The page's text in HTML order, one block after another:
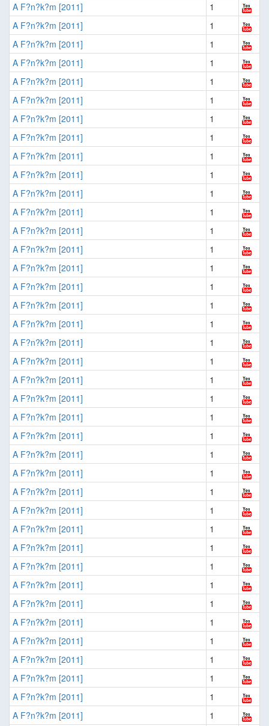
A F?n?k?m [2011]
1
A F?n?k?m [2011]
1
A F?n?k?m [2011]
1
A F?n?k?m [2011]
1
A F?n?k?m [2011]
1
A F?n?k?m [2011]
1
A F?n?k?m [2011]
1
A F?n?k?m [2011]
1
A F?n?k?m [2011]
1
A F?n?k?m [2011]
1
A F?n?k?m [2011]
1
A F?n?k?m [2011]
1
A F?n?k?m [2011]
1
A F?n?k?m [2011]
1
A F?n?k?m [2011]
1
A F?n?k?m [2011]
1
A F?n?k?m [2011]
1
A F?n?k?m [2011]
1
A F?n?k?m [2011]
1
A F?n?k?m [2011]
1
A F?n?k?m [2011]
1
A F?n?k?m [2011]
1
A F?n?k?m [2011]
1
A F?n?k?m [2011]
1
A F?n?k?m [2011]
1
A F?n?k?m [2011]
1
A F?n?k?m [2011]
1
A F?n?k?m [2011]
1
A F?n?k?m [2011]
1
A F?n?k?m [2011]
1
A F?n?k?m [2011]
1
A F?n?k?m [2011]
1
A F?n?k?m [2011]
1
A F?n?k?m [2011]
1
A F?n?k?m [2011]
1
A F?n?k?m [2011]
1
A F?n?k?m [2011]
1
A F?n?k?m [2011]
1
A F?n?k?m [2011]
1